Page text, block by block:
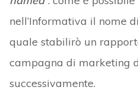
nell’Informativa il nome
quale stabilirò un
campagna di marketing
successivamente.